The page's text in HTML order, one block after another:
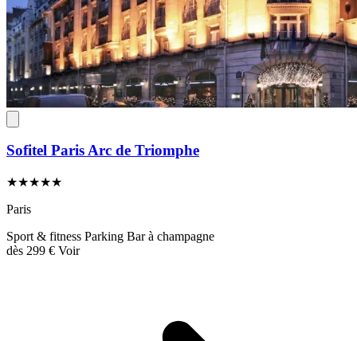
Sofitel Paris Arc de Triomphe
★★★★★
Paris
Sport & fitness Parking Bar à champagne
dès 299 € Voir